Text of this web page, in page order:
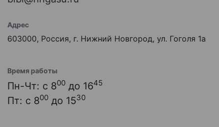
Адрес
603000, Россия, г. Нижний Новгород, ул. Гоголя 1а
Время работы
Пн-Чт: с 800 до 1645
Пт: с 800 до 1530